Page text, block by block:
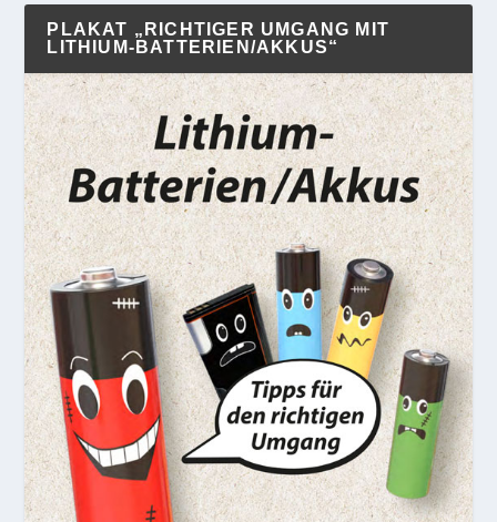
PLAKAT „RICHTIGER UMGANG MIT
LITHIUM-BATTERIEN/AKKUS“